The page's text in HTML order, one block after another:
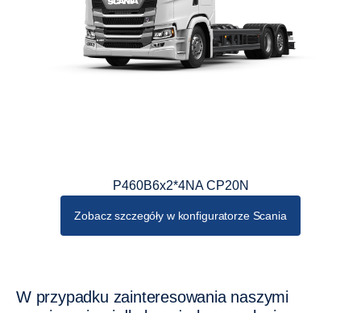
P460B6x2*4NA CP20N
Zobacz szczegóły w konfiguratorze Scania
W przypadku zainteresowania naszymi